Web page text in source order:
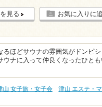
見る お気に入りに
るほどサウナの雰囲気がドンピ
ナに入って仲良くなったひと
山 女子旅・女子会 津山 エステ・